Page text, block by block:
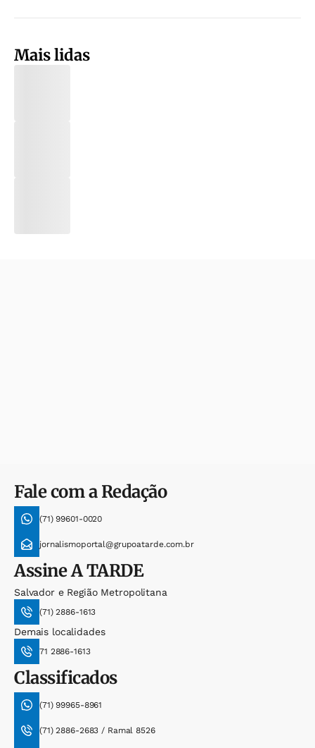
Mais lidas
Fale com a Redação
(71) 99601-0020
jornalismoportal@grupoatarde.com.br
AssineA TARDE
Salvador e Região Metropolitana
(71) 2886-1613
Demais localidades
71 2886-1613
Classificados
(71) 99965-8961
(71) 2886-2683 / Ramal 8526